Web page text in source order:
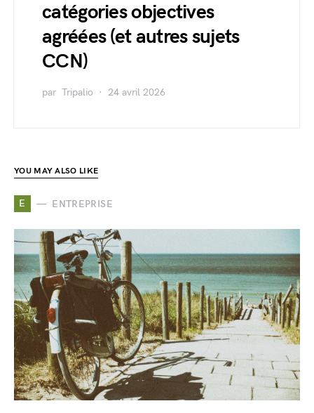
catégories objectives
agréées (et autres sujets
CCN)
par Tripalio 24 avril 2026
YOU MAY ALSO LIKE
E ENTREPRISE